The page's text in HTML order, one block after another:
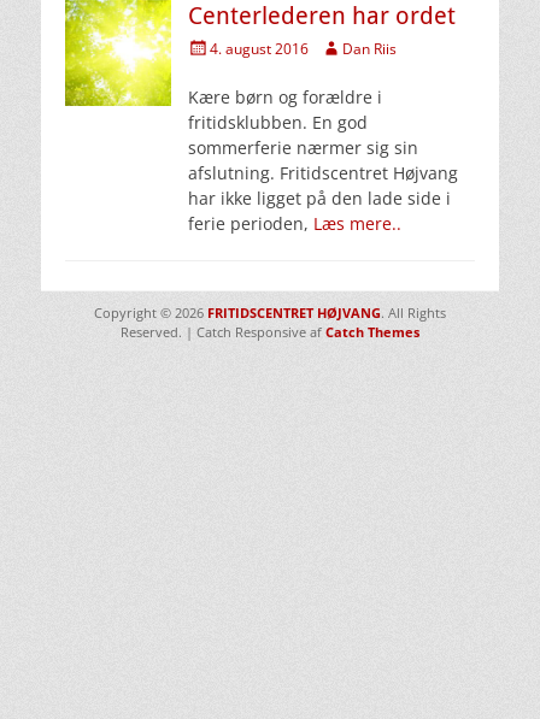
Centerlederen har ordet
Udgivet
4. august 2016 Forfatter
Dan Riis
Kære børn og forældre i
fritidsklubben. En god
sommerferie nærmer sig sin
afslutning. Fritidscentret Højvang
har ikke ligget på den lade side i
ferie perioden, Læs mere..
Copyright © 2026 FRITIDSCENTRET HØJVANG. All Rights
Reserved. | Catch Responsive af Catch Themes